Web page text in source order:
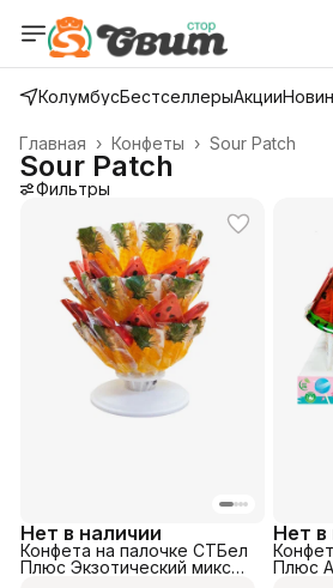
КолумбусБестселлерыАкции
Sour Patch
Конфеты ›
Главная ›
Sour Patch
Фильтры
Нет в наличии
Конфета на палочке СТБел
Плюс Экзотический микс
Нет в
Плюс